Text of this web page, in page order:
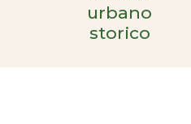
urbano
storico